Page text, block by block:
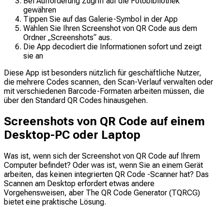
gewähren
Tippen Sie auf das Galerie-Symbol in der App
Wählen Sie Ihren Screenshot von QR Code aus dem
Ordner „Screenshots“ aus.
Die App decodiert die Informationen sofort und zeigt
sie an
Diese App ist besonders nützlich für geschäftliche Nutzer,
die mehrere Codes scannen, den Scan-Verlauf verwalten oder
mit verschiedenen Barcode-Formaten arbeiten müssen, die
über den Standard QR Codes hinausgehen.
Screenshots von QR Code auf einem
Desktop-PC oder Laptop
Was ist, wenn sich der Screenshot von QR Code auf Ihrem
Computer befindet? Oder was ist, wenn Sie an einem Gerät
arbeiten, das keinen integrierten QR Code -Scanner hat? Das
Scannen am Desktop erfordert etwas andere
Vorgehensweisen, aber The QR Code Generator (TQRCG)
bietet eine praktische Lösung.